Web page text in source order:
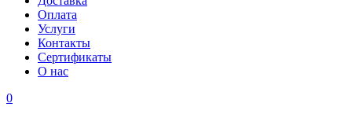
Оплата
Услуги
Контакты
Cертификаты
О нас
0